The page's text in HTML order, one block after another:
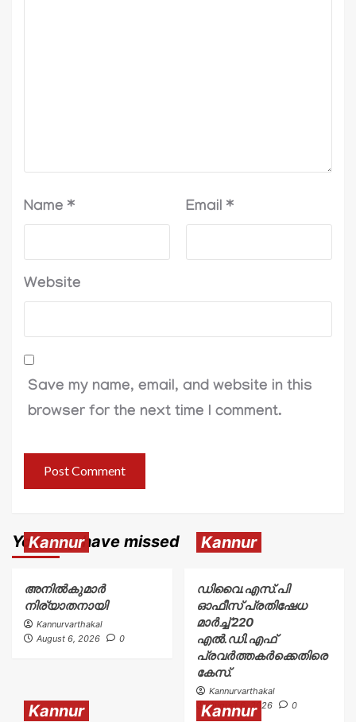
Name * Email *
Website
Save my name, email, and website in this
browser for the next time I comment.
You may have missed
Kannur
അനിൽകുമാർ
നിര്യാതനായി
Kannurvarthakal
August 6, 2026
0
Kannur
ഡിവൈ.എസ്.പി
ഓഫീസ് പ്രതിഷേധ
മാർച്ച് 220
എൽ.ഡി.എഫ്
പ്രവർത്തകർക്കെതിരെ
കേസ്.
Kannurvarthakal
August 6, 2026
0
Kannur Kannur